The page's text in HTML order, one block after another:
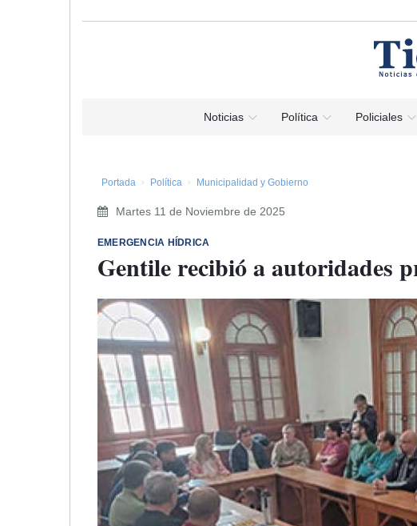
Noticias Política Policiales
Portada Política Municipalidad y Gobierno
Martes 11 de Noviembre de 2025
​EMERGENCIA HÍDRICA
Gentile recibió a autoridades